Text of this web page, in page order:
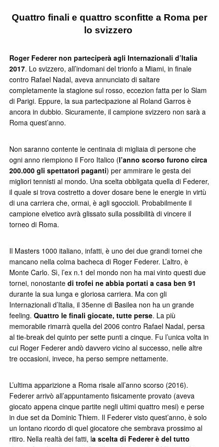
Quattro finali e quattro sconfitte a Roma per
lo svizzero
Roger Federer non parteciperà agli Internazionali d’Italia
2017. Lo svizzero, all’indomani del trionfo a Miami, in finale
contro Rafael Nadal, aveva annunciato di saltare
completamente la stagione sul rosso, eccezion fatta per lo Slam
di Parigi. Eppure, la sua partecipazione al Roland Garros è
ancora in dubbio. Sicuramente, il campione svizzero non sarà a
Roma quest’anno.
Non saranno contente le centinaia di migliaia di persone che
ogni anno riempiono il Foro Italico (l’anno scorso furono circa
200.000 gli spettatori paganti) per ammirare le gesta dei
migliori tennisti al mondo. Una scelta obbligata quella di Federer,
il quale si trova costretto a dover dosare bene le energie in virtù
di una carriera che, ormai, è agli sgoccioli. Probabilmente il
campione elvetico avrà glissato sulla possibilità di vincere il
torneo di Roma.
Il Masters 1000 italiano, infatti, è uno dei due grandi tornei che
mancano nella colma bacheca di Roger Federer. L’altro, è
Monte Carlo. Sì, l’ex n.1 del mondo non ha mai vinto questi due
tornei, nonostantedi trofei ne abbia portati a casa ben 91
durante la sua lunga e gloriosa carriera. Ma con gli
Internazionali d’Italia, il 35enne di Basilea non ha un grande
feeling.Quattro le finali giocate, tutte perse. La più
memorabile rimarrà quella del 2006 contro Rafael Nadal, persa
al tie-break del quinto per sette punti a cinque. Fu l’unica volta in
cui Roger Federer andò davvero vicino al successo, nelle altre
tre occasioni, invece, ha perso sempre nettamente.
L’ultima apparizione a Roma risale all’anno scorso (2016).
Federer arrivò all’appuntamento fisicamente provato (aveva
giocato appena cinque partite negli ultimi quattro mesi) e perse
in due set da Dominic Thiem. Il Federer visto quest’anno, è solo
un lontano ricordo di quel giocatore che sembrava prossimo al
ritiro. Nella realtà dei fatti, la scelta di Federer è del tutto